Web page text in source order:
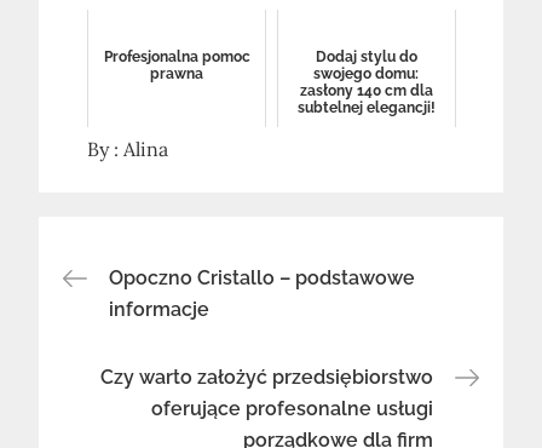
Profesjonalna pomoc
prawna
Dodaj stylu do
swojego domu:
zasłony 140 cm dla
subtelnej elegancji!
By : Alina
Nawigacja
wpisu
Opoczno Cristallo – podstawowe
informacje
Czy warto założyć przedsiębiorstwo
oferujące profesonalne usługi
porządkowe dla firm